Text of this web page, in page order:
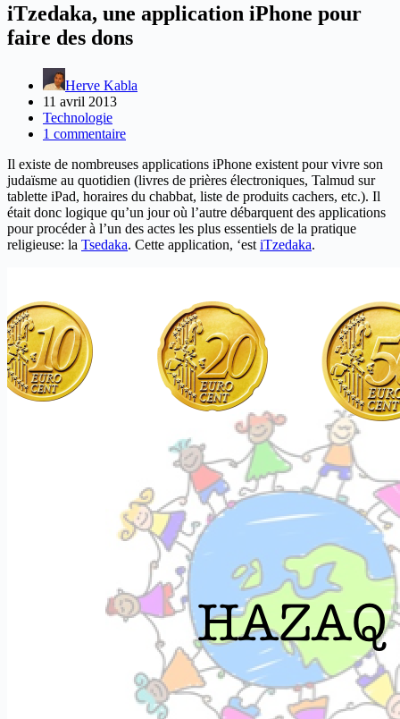
iTzedaka, une application iPhone pour
faire des dons
Herve Kabla
11 avril 2013
Technologie
1 commentaire
Il existe de nombreuses applications iPhone existent pour vivre son
judaïsme au quotidien (livres de prières électroniques, Talmud sur
tablette iPad, horaires du chabbat, liste de produits cachers, etc.). Il
était donc logique qu’un jour où l’autre débarquent des applications
pour procéder à l’un des actes les plus essentiels de la pratique
religieuse: la Tsedaka. Cette application, ‘est iTzedaka.